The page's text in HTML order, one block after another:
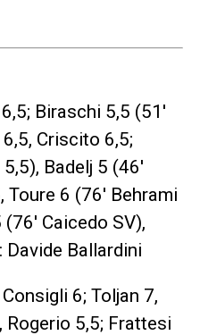
; Biraschi 5,5 (51′
, Criscito 6,5;
5,5), Badelj 5 (46′
, Toure 6 (76′ Behrami
Caicedo SV),
: Davide Ballardini
Consigli 6; Toljan 7,
, Rogerio 5,5; Frattesi